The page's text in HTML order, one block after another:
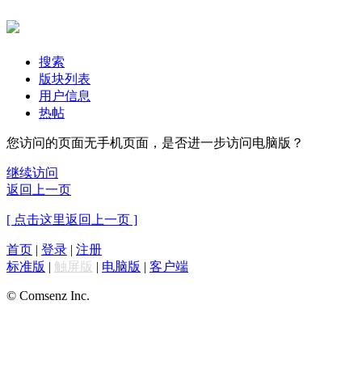
搜索
版块列表
用户信息
热帖
您访问的页面无手机页面，是否进一步访问电脑版？
继续访问
返回上一页
[ 点击这里返回上一页 ]
首页 | 登录 | 注册
标准版 | 触屏版 | 电脑版 | 客户端
© Comsenz Inc.